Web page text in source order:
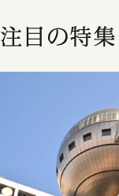
注目の特集